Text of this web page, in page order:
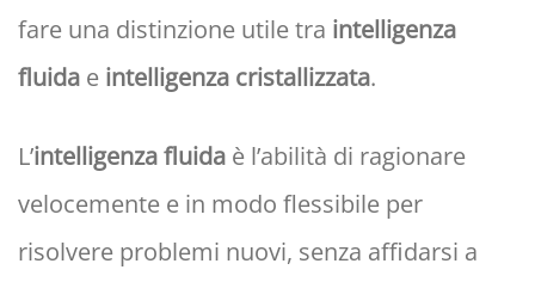
fare una distinzione utile tra intelligenza
fluida e intelligenza cristallizzata.
L’intelligenza fluida è l’abilità di ragionare
velocemente e in modo flessibile per
risolvere problemi nuovi, senza affidarsi a